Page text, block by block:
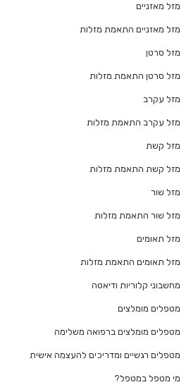
מזל מאזניים
מזל מאזניים התאמת מזלות
מזל סרטן
מזל סרטן התאמת מזלות
מזל עקרב
מזל עקרב התאמת מזלות
מזל קשת
מזל קשת התאמת מזלות
מזל שור
מזל שור התאמת מזלות
מזל תאומים
מזל תאומים התאמת מזלות
מחשבוני קלוריות ודיאטה
מטפלים מומלצים
מטפלים מומלצים ברפואה משלימה
מטפלים רגשיים ומדריכים להעצמה אישית
מי מטפל במטפל?